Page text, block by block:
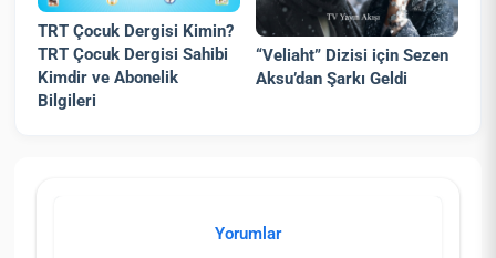
TRT Çocuk Dergisi Kimin?
TRT Çocuk Dergisi Sahibi
Kimdir ve Abonelik
Bilgileri
“Veliaht” Dizisi için Sezen
Aksu’dan Şarkı Geldi
Yorumlar